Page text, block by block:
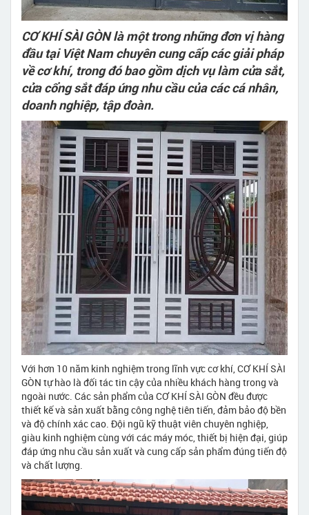
CƠ KHÍ SÀI GÒN là một trong những đơn vị hàng
đầu tại Việt Nam chuyên cung cấp các giải pháp
về cơ khí, trong đó bao gồm dịch vụ làm cửa sắt,
cửa cổng sắt đáp ứng nhu cầu của các cá nhân,
doanh nghiệp, tập đoàn.
Với hơn 10 năm kinh nghiệm trong lĩnh vực cơ khí, CƠ KHÍ SÀI
GÒN tự hào là đối tác tin cậy của nhiều khách hàng trong và
ngoài nước. Các sản phẩm của CƠ KHÍ SÀI GÒN đều được
thiết kế và sản xuất bằng công nghệ tiên tiến, đảm bảo độ bền
và độ chính xác cao. Đội ngũ kỹ thuật viên chuyên nghiệp,
giàu kinh nghiệm cùng với các máy móc, thiết bị hiện đại, giúp
đáp ứng nhu cầu sản xuất và cung cấp sản phẩm đúng tiến độ
và chất lượng.